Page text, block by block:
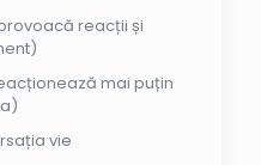
reacții și
mai puțin
vie